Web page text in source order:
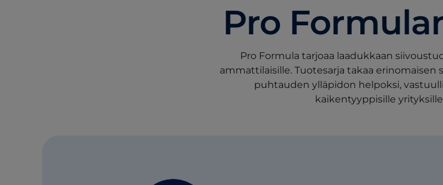
Pro
Pro Formula tarjoaa laadukkaan
ammattilaisille. Tuotesarja takaa erinomaisen
puhtauden ylläpidon helpoksi,
kaikentyyppisille